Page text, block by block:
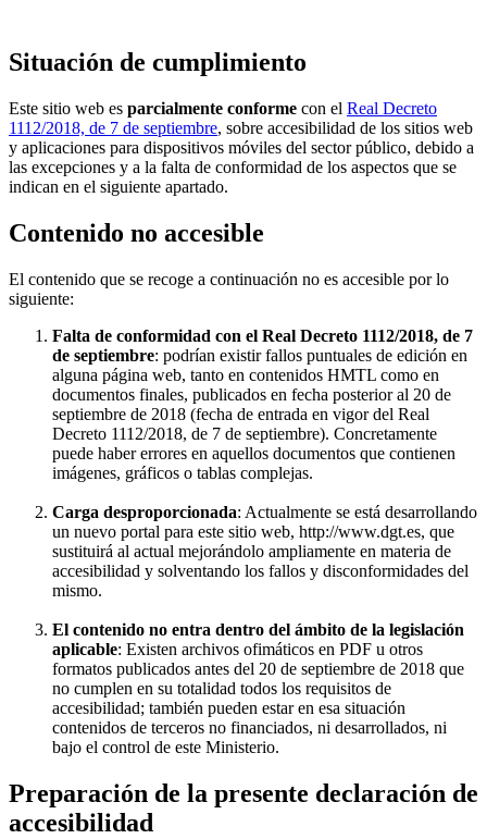
Situación de cumplimiento
Este sitio web es parcialmente conforme con el Real Decreto
1112/2018, de 7 de septiembre, sobre accesibilidad de los sitios web
y aplicaciones para dispositivos móviles del sector público, debido a
las excepciones y a la falta de conformidad de los aspectos que se
indican en el siguiente apartado.
Contenido no accesible
El contenido que se recoge a continuación no es accesible por lo
siguiente:
Falta de conformidad con el Real Decreto 1112/2018, de 7
de septiembre: podrían existir fallos puntuales de edición en
alguna página web, tanto en contenidos HMTL como en
documentos finales, publicados en fecha posterior al 20 de
septiembre de 2018 (fecha de entrada en vigor del Real
Decreto 1112/2018, de 7 de septiembre). Concretamente
puede haber errores en aquellos documentos que contienen
imágenes, gráficos o tablas complejas.
Carga desproporcionada: Actualmente se está desarrollando
un nuevo portal para este sitio web, http://www.dgt.es, que
sustituirá al actual mejorándolo ampliamente en materia de
accesibilidad y solventando los fallos y disconformidades del
mismo.
El contenido no entra dentro del ámbito de la legislación
aplicable: Existen archivos ofimáticos en PDF u otros
formatos publicados antes del 20 de septiembre de 2018 que
no cumplen en su totalidad todos los requisitos de
accesibilidad; también pueden estar en esa situación
contenidos de terceros no financiados, ni desarrollados, ni
bajo el control de este Ministerio.
Preparación de la presente declaración de
accesibilidad